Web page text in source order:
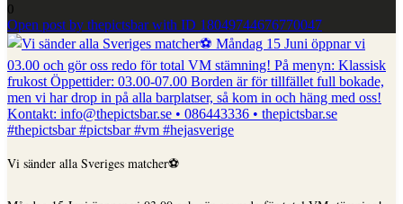
0
Open post by thepictsbar with ID 18049744676770047
Vi sänder alla Sveriges matcher⚽️